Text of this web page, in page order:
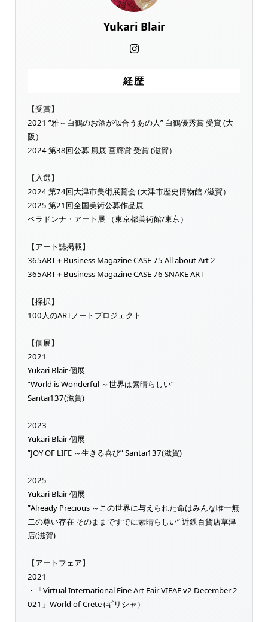
Yukari Blair
経歴
【受賞】
2021 ”雅～白鶴のお酒が似合うあの人” 白鶴優秀賞 受賞 (大
阪）
2024 第38回公募 風展 画廊賞 受賞 (滋賀）
【入選】
2024 第74回大津市美術展覧会 (大津市歴史博物館 /滋賀）
2025 第21回全国美術公募作品展
ベラドンナ・アート展 （東京都美術館/東京）
【アート誌掲載】
365ART＋Business Magazine CASE 75 All about Art 2
365ART＋Business Magazine CASE 76 SNAKE ART
【採択】
100人のARTノートプロジェクト
【個展】
2021
Yukari Blair 個展
”World is Wonderful ～世界は素晴らしい”
Santai137(滋賀)
2023
Yukari Blair 個展
”JOY OF LIFE ～生きる喜び” Santai137(滋賀)
2025
Yukari Blair 個展
”Already Precious ～この世界に与えられた命はみんな唯一無
二の尊い存在 そのままですでに素晴らしい” 近鉄百貨店草津
店(滋賀)
【アートフェア】
2021
・「Virtual International Fine Art Fair VIFAF v2 December 2
021」World of Crete (ギリシャ）